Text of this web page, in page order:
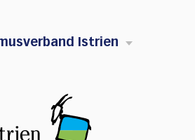
Istrien